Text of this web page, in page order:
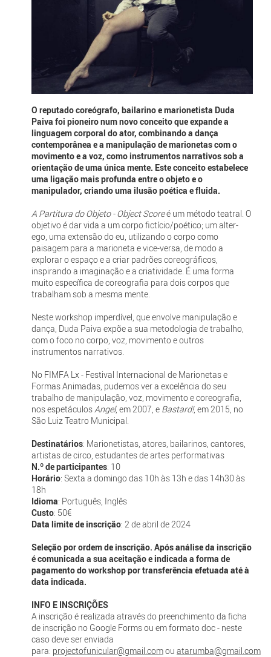
O reputado coreógrafo, bailarino e marionetista Duda
Paiva foi pioneiro num novo conceito que expande a
linguagem corporal do ator, combinando a dança
contemporânea e a manipulação de marionetas com o
movimento e a voz, como instrumentos narrativos sob a
orientação de uma única mente. Este conceito estabelece
uma ligação mais profunda entre o objeto e o
manipulador, criando uma ilusão poética e fluida.
A Partitura do Objeto - Object Scoreé um método teatral. O
objetivo é dar vida a um corpo fictício/poético; um alter-
ego, uma extensão do eu, utilizando o corpo como
paisagem para a marioneta e vice-versa, de modo a
explorar o espaço e a criar padrões coreográficos,
inspirando a imaginação e a criatividade. É uma forma
muito específica de coreografia para dois corpos que
trabalham sob a mesma mente.
Neste workshop imperdível, que envolve manipulação e
dança, Duda Paiva expõe a sua metodologia de trabalho,
com o foco no corpo, voz, movimento e outros
instrumentos narrativos.
No FIMFA Lx - Festival Internacional de Marionetas e
Formas Animadas, pudemos ver a excelência do seu
trabalho de manipulação, voz, movimento e coreografia,
nos espetáculosAngel, em 2007, e Bastard!, em 2015, no
São Luiz Teatro Municipal.
Destinatários: Marionetistas, atores, bailarinos, cantores,
artistas de circo, estudantes de artes performativas
N.º de participantes: 10
Horário: Sexta a domingo das 10h às 13h e das 14h30 às
18h
Idioma: Português, Inglês
Custo: 50€
Data limite de inscrição: 2 de abril de 2024
Seleção por ordem de inscrição. Após análise da inscrição
é comunicada a sua aceitação e indicada a forma de
pagamento do workshop por transferência efetuada até à
data indicada.
INFO E INSCRIÇÕES
A inscrição é realizada através do preenchimento da ficha
de inscrição no Google Forms ou em formato doc - neste
caso deve ser enviada
para: projectofunicular@gmail.comou atarumba@gmail.com